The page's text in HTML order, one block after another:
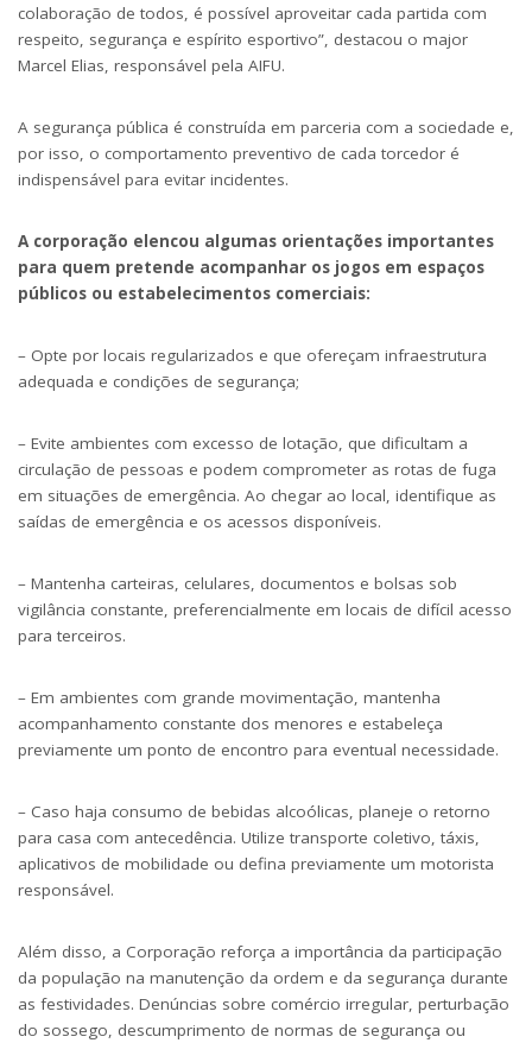
colaboração de todos, é possível aproveitar cada partida com
respeito, segurança e espírito esportivo”, destacou o major
Marcel Elias, responsável pela AIFU.
A segurança pública é construída em parceria com a sociedade e,
por isso, o comportamento preventivo de cada torcedor é
indispensável para evitar incidentes.
A corporação elencou algumas orientações importantes
para quem pretende acompanhar os jogos em espaços
públicos ou estabelecimentos comerciais:
– Opte por locais regularizados e que ofereçam infraestrutura
adequada e condições de segurança;
– Evite ambientes com excesso de lotação, que dificultam a
circulação de pessoas e podem comprometer as rotas de fuga
em situações de emergência. Ao chegar ao local, identifique as
saídas de emergência e os acessos disponíveis.
– Mantenha carteiras, celulares, documentos e bolsas sob
vigilância constante, preferencialmente em locais de difícil acesso
para terceiros.
– Em ambientes com grande movimentação, mantenha
acompanhamento constante dos menores e estabeleça
previamente um ponto de encontro para eventual necessidade.
– Caso haja consumo de bebidas alcoólicas, planeje o retorno
para casa com antecedência. Utilize transporte coletivo, táxis,
aplicativos de mobilidade ou defina previamente um motorista
responsável.
Além disso, a Corporação reforça a importância da participação
da população na manutenção da ordem e da segurança durante
as festividades. Denúncias sobre comércio irregular, perturbação
do sossego, descumprimento de normas de segurança ou